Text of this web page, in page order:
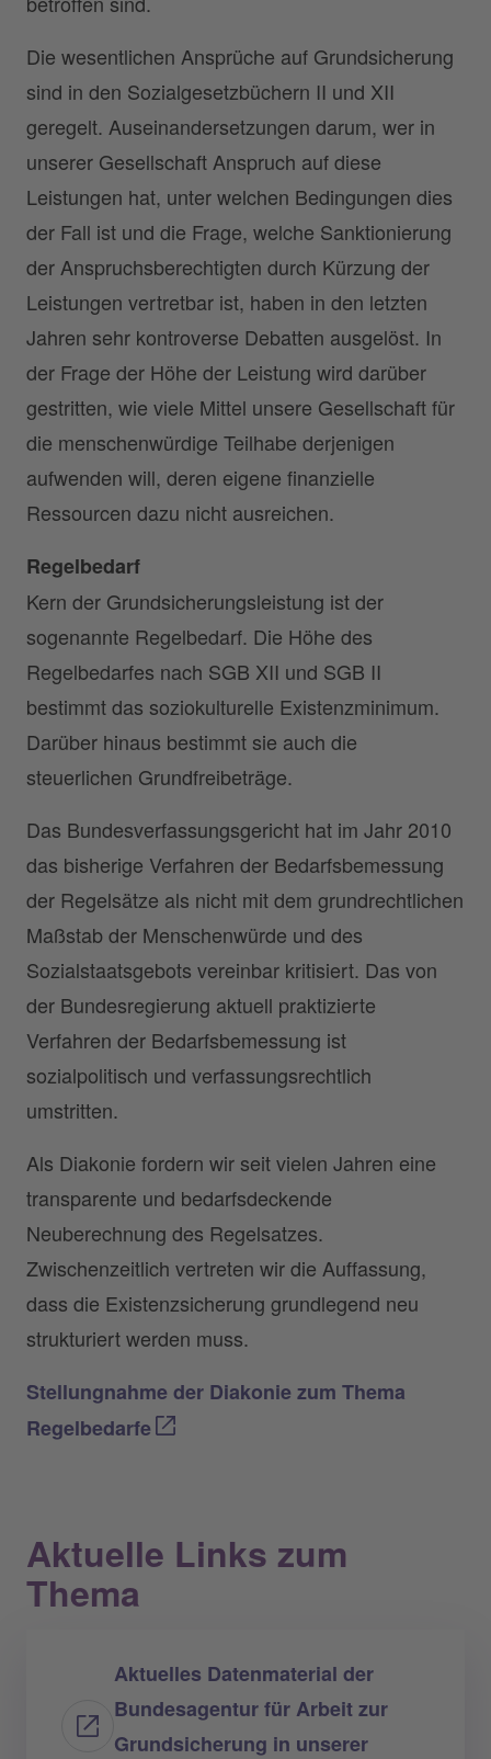
Die wesentlichen Ansprüche auf Grundsicherung
sind in den Sozialgesetzbüchern II und XII
geregelt. Auseinandersetzungen darum, wer in
unserer Gesellschaft Anspruch auf diese
Leistungen hat, unter welchen Bedingungen dies
der Fall ist und die Frage, welche Sanktionierung
der Anspruchsberechtigten durch Kürzung der
Leistungen vertretbar ist, haben in den letzten
Jahren sehr kontroverse Debatten ausgelöst. In
der Frage der Höhe der Leistung wird darüber
gestritten, wie viele Mittel unsere Gesellschaft für
die menschenwürdige Teilhabe derjenigen
aufwenden will, deren eigene finanzielle
Ressourcen dazu nicht ausreichen.
Regelbedarf
Kern der Grundsicherungsleistung ist der
sogenannte Regelbedarf. Die Höhe des
Regelbedarfes nach SGB XII und SGB II
bestimmt das soziokulturelle Existenzminimum.
Darüber hinaus bestimmt sie auch die
steuerlichen Grundfreibeträge.
Das Bundesverfassungsgericht hat im Jahr 2010
das bisherige Verfahren der Bedarfsbemessung
der Regelsätze als nicht mit dem grundrechtlichen
Maßstab der Menschenwürde und des
Sozialstaatsgebots vereinbar kritisiert. Das von
der Bundesregierung aktuell praktizierte
Verfahren der Bedarfsbemessung ist
sozialpolitisch und verfassungsrechtlich
umstritten.
Als Diakonie fordern wir seit vielen Jahren eine
transparente und bedarfsdeckende
Neuberechnung des Regelsatzes.
Zwischenzeitlich vertreten wir die Auffassung,
dass die Existenzsicherung grundlegend neu
strukturiert werden muss.
Stellungnahme der Diakonie zum Thema
Regelbedarfe
Aktuelle Links zum
Thema
Aktuelles Datenmaterial der
Bundesagentur für Arbeit zur
Grundsicherung in unserer